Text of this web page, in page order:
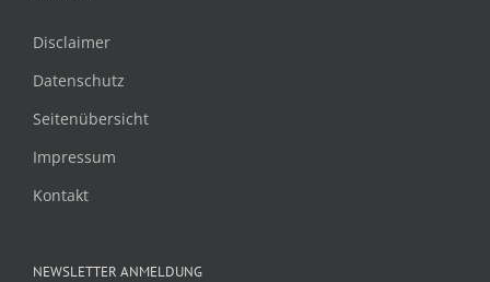
Disclaimer
Datenschutz
Seitenübersicht
Impressum
Kontakt
NEWSLETTER ANMELDUNG